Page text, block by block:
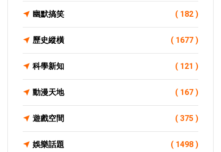
幽默搞笑 ( 182 )
歷史縱橫 ( 1677 )
科學新知 ( 121 )
動漫天地 ( 167 )
遊戲空間 ( 375 )
娛樂話題 ( 1498 )